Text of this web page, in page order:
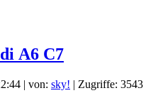
A6 C7
| von: sky! | Zugriffe: 3543